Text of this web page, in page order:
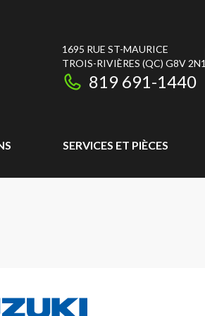
1695 RUE ST-MAURICE
TROIS-RIVIÈRES (QC) G8V 2N1
819 691-1440
SERVICES ET PIÈCES